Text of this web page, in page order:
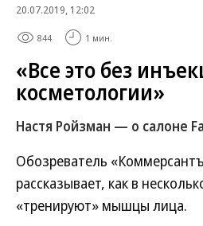
20.07.2019, 12:02
844 1 мин.
«Все это без
косметологии»
Настя Ройзман — о салоне
Обозреватель
рассказывает, как в
«тренируют» мышцы лица.